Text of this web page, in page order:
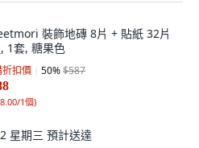
裝飾地磚 8片 + 貼紙 32片
1套, 糖果色
折扣價 50%$587
1個)
星期三 預計送達